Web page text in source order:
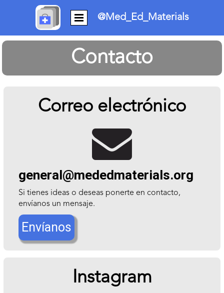
@Med_Ed_Materials
Contacto
Correo electrónico

general@mededmaterials.org
Si tienes ideas o deseas ponerte en contacto,
envíanos un mensaje.
Envíanos
Instagram